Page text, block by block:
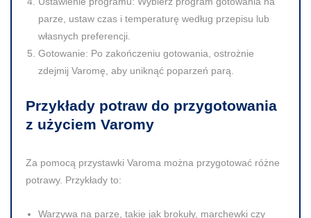
parze, ustaw czas i temperaturę według przepisu lub
własnych preferencji.
Gotowanie: Po zakończeniu gotowania, ostrożnie
zdejmij Varomę, aby uniknąć poparzeń parą.
Przykłady potraw do przygotowania
z użyciem Varomy
Za pomocą przystawki Varoma można przygotować różne
potrawy. Przykłady to:
Warzywa na parze , takie jak brokuły, marchewki czy